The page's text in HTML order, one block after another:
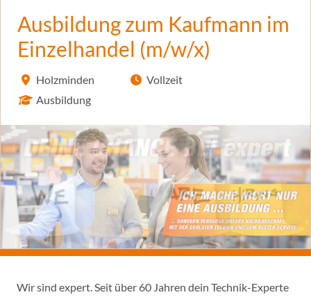
Ausbildung zum Kaufmann im
Einzelhandel (m/w/x)
Holzminden
Ausbildung
Vollzeit
Wir sind expert. Seit über 60 Jahren dein Technik-Experte